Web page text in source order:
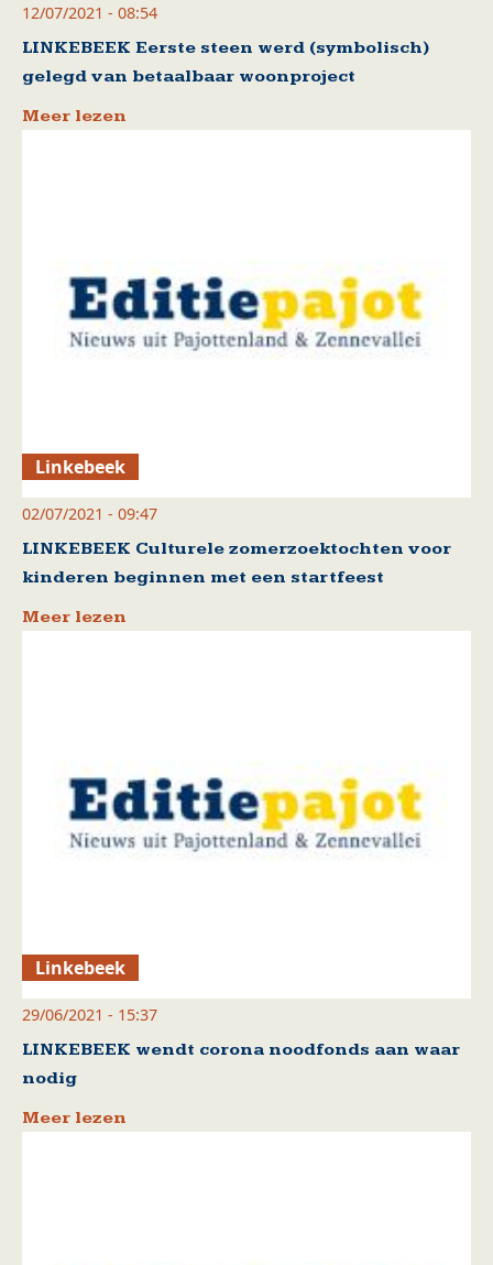
12/07/2021 - 08:54
LINKEBEEK Eerste steen werd (symbolisch)
gelegd van betaalbaar woonproject
Meer lezen
Linkebeek
02/07/2021 - 09:47
LINKEBEEK Culturele zomerzoektochten voor
kinderen beginnen met een startfeest
Meer lezen
Linkebeek
29/06/2021 - 15:37
LINKEBEEK wendt corona noodfonds aan waar
nodig
Meer lezen